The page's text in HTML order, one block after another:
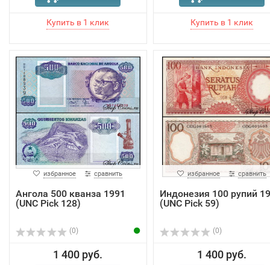
избранное сравнить
Ангола 500 кванза 1991
(UNC Pick 128)
(0)
1 400 руб.
избранное сравнить
Индонезия 100 рупий
(UNC Pick 59)
(0)
1 400 руб.